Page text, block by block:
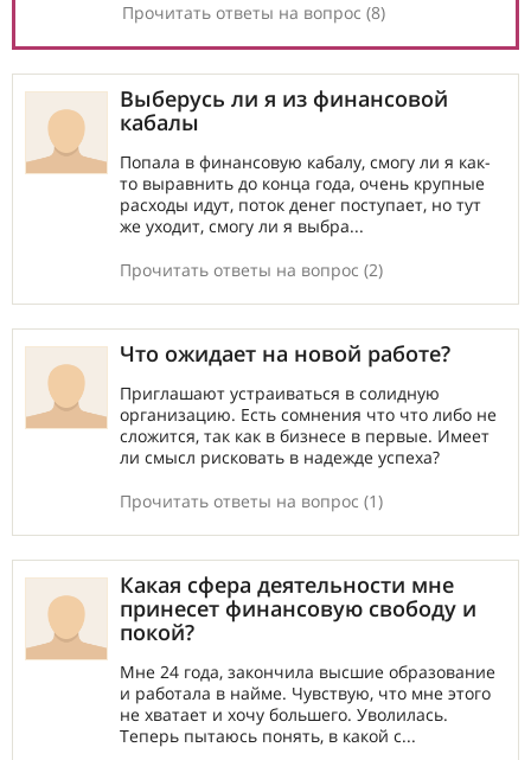
Прочитать ответы на вопрос (8)
Выберусь ли я из финансовой
кабалы
Попала в финансовую кабалу, смогу ли я как-
то выравнить до конца года, очень крупные
расходы идут, поток денег поступает, но тут
же уходит, смогу ли я выбра...
Прочитать ответы на вопрос (2)
Что ожидает на новой работе?
Приглашают устраиваться в солидную
организацию. Есть сомнения что что либо не
сложится, так как в бизнесе в первые. Имеет
ли смысл рисковать в надежде успеха?
Прочитать ответы на вопрос (1)
Какая сфера деятельности мне
принесет финансовую свободу и
покой?
Мне 24 года, закончила высшие образование
и работала в найме. Чувствую, что мне этого
не хватает и хочу большего. Уволилась.
Теперь пытаюсь понять, в какой с...